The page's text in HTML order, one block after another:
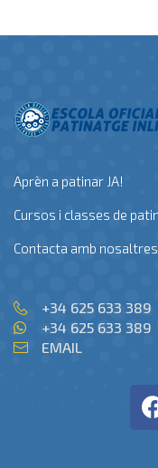
Aprèn a patinar JA!
Cursos i classes de
Contacta amb
+34 625 633 389
+34 625 633 389
EMAIL